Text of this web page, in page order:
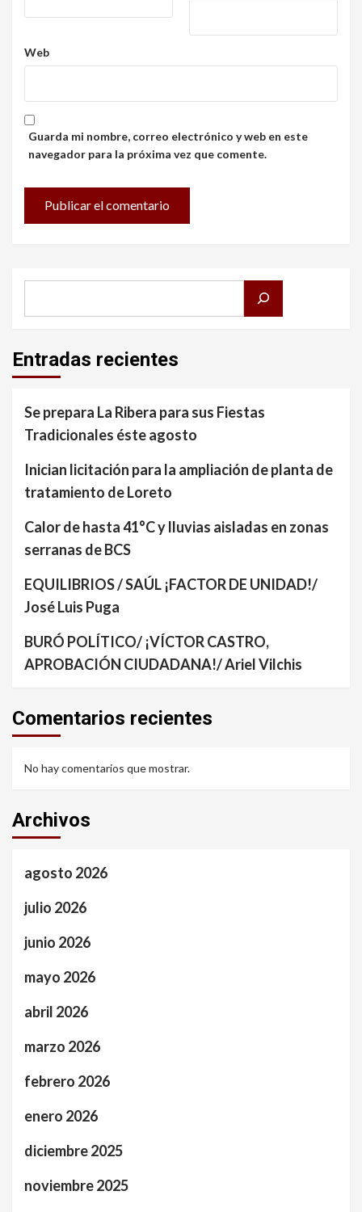
Web
Guarda mi nombre, correo electrónico y web en este
navegador para la próxima vez que comente.
Entradas recientes
Se prepara La Ribera para sus Fiestas
Tradicionales éste agosto
Inician licitación para la ampliación de planta de
tratamiento de Loreto
Calor de hasta 41°C y lluvias aisladas en zonas
serranas de BCS
EQUILIBRIOS / SAÚL ¡FACTOR DE UNIDAD!/
José Luis Puga
BURÓ POLÍTICO/ ¡VÍCTOR CASTRO,
APROBACIÓN CIUDADANA!/ Ariel Vilchis
Comentarios recientes
No hay comentarios que mostrar.
Archivos
agosto 2026
julio 2026
junio 2026
mayo 2026
abril 2026
marzo 2026
febrero 2026
enero 2026
diciembre 2025
noviembre 2025